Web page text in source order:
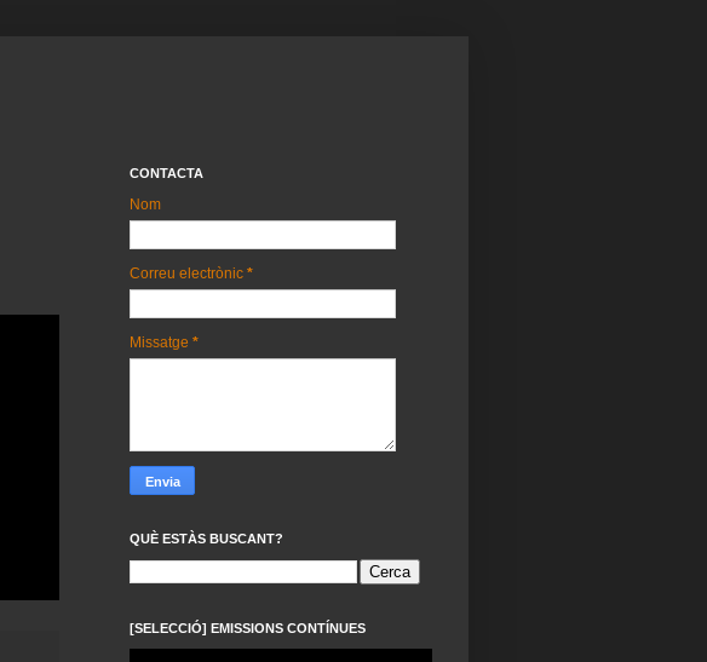
CONTACTA
Nom
Correu electrònic *
Missatge *
QUÈ ESTÀS BUSCANT?
[SELECCIÓ] EMISSIONS CONTÍNUES